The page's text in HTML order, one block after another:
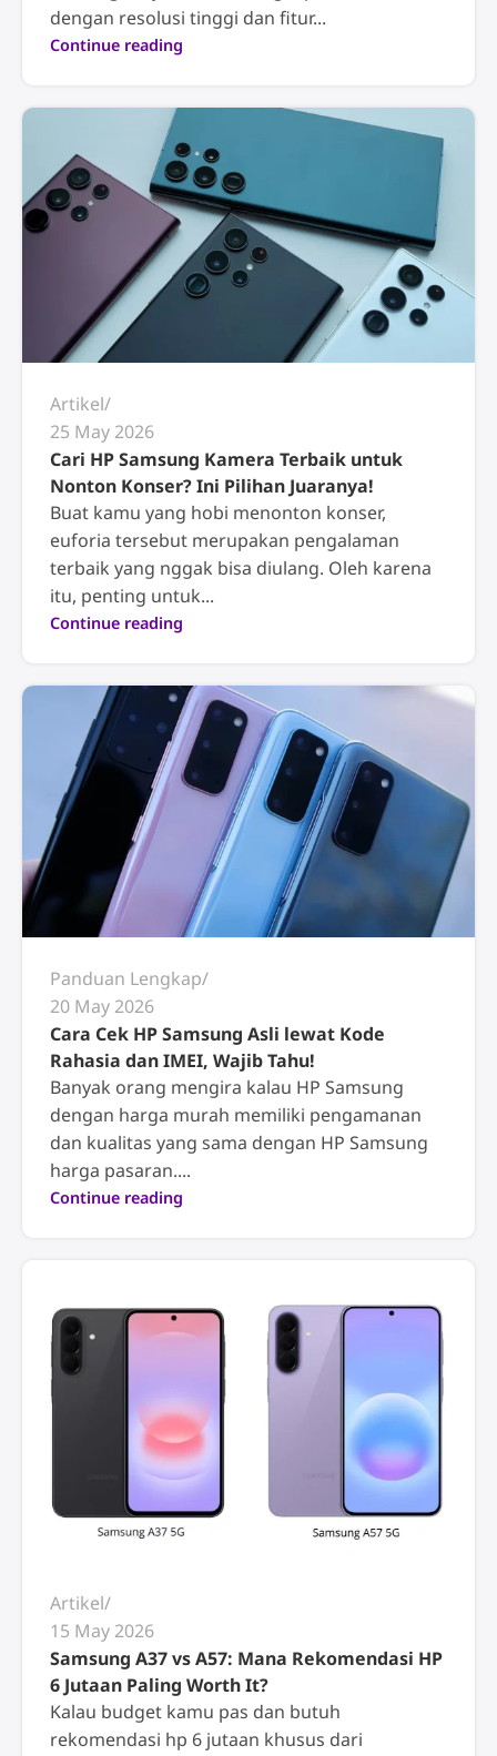
dengan resolusi tinggi dan fitur...
Continue reading
Artikel
25 May 2026
Cari HP Samsung Kamera Terbaik untuk
Nonton Konser? Ini Pilihan Juaranya!
Buat kamu yang hobi menonton konser,
euforia tersebut merupakan pengalaman
terbaik yang nggak bisa diulang. Oleh karena
itu, penting untuk...
Continue reading
Panduan Lengkap
20 May 2026
Cara Cek HP Samsung Asli lewat Kode
Rahasia dan IMEI, Wajib Tahu!
Banyak orang mengira kalau HP Samsung
dengan harga murah memiliki pengamanan
dan kualitas yang sama dengan HP Samsung
harga pasaran....
Continue reading
Artikel
15 May 2026
Samsung A37 vs A57: Mana Rekomendasi HP
6 Jutaan Paling Worth It?
Kalau budget kamu pas dan butuh
rekomendasi hp 6 jutaan khusus dari